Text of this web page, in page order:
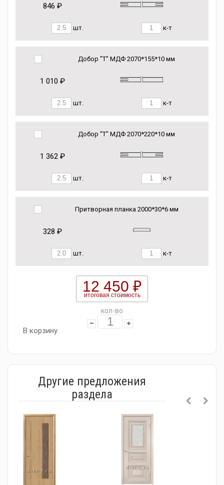
846 ₽
шт. к-т
Добор "Т" МДФ 2070*155*10 мм
1 010 ₽
шт. к-т
Добор "Т" МДФ 2070*220*10 мм
1 362 ₽
шт. к-т
Притворная планка 2000*30*6 мм
328 ₽
шт. к-т
12 450 ₽
итоговая стоимость
кол-во
В корзину
Другие предложения
раздела